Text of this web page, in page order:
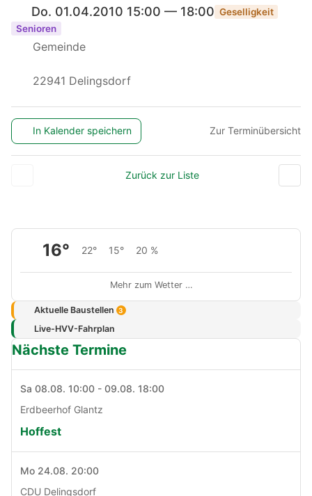
Do. 01.04.2010 15:00 — 18:00 Geselligkeit
Senioren
Gemeinde
22941 Delingsdorf
In Kalender speichern Zur Terminübersicht
Zurück zur Liste
16° 22° 15° 20 %
Mehr zum Wetter …
Aktuelle Baustellen 3
Live-HVV-Fahrplan
Nächste Termine
Sa 08.08. 10:00 - 09.08. 18:00
Erdbeerhof Glantz
Hoffest
Mo 24.08. 20:00
CDU Delingsdorf